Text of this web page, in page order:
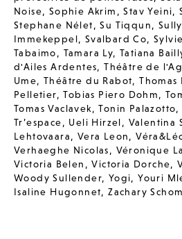
Noise, Sophie Akrim ,Stav Yeini,
Stephane Nélet,Su Tiqqun,
Immekeppel, Svalbard Co,
Tabaimo, Tamara Ly,Tatiana
d'Ailes Ardentes,Théâtre de
Ume,Théâtre du Rabot,
Pelletier,Tobias Piero Dohm,
Tomas Vaclavek,Tonin Palazotto
Tr’espace, Ueli Hirzel, Valentina
Lehtovaara, Vera Leon,
Verhaeghe Nicolas, Véronique
Victoria Belen ,Victoria Dorche,
Woody Sullender, Yogi,Youri
Isaline Hugonnet,Zachary